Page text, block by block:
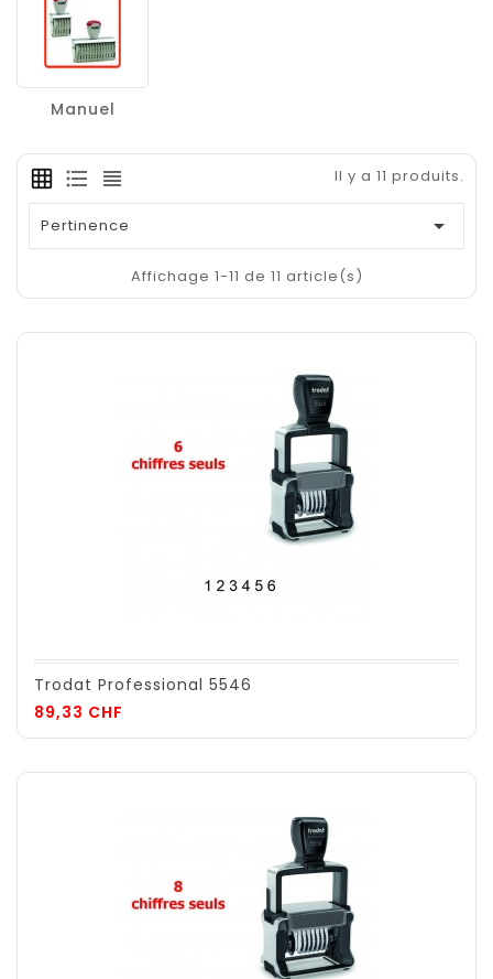
Manuel
Il y a 11 produits.
Pertinence 
Affichage 1-11 de 11 article(s)
Trodat Professional 5546
89,33 CHF